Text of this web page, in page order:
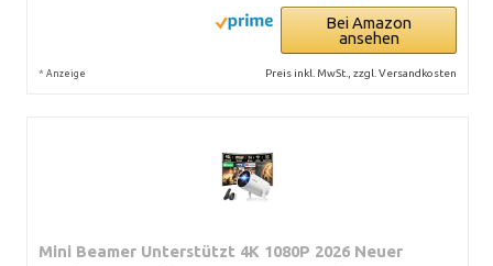
Bei Amazon
ansehen
* Anzeige Preis inkl. MwSt., zzgl. Versandkosten
Mini Beamer Unterstützt 4K 1080P 2026 Neuer